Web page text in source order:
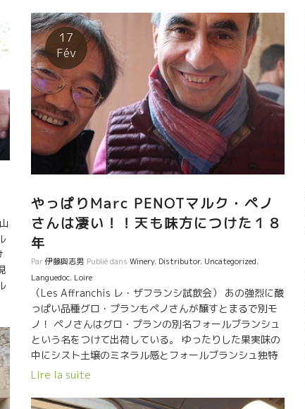
17
Fév
やっぱりMarc PENOTマルク・ペノ
さんは凄い！！天も味方につけた１８
年
Par伊藤與志男 Publié dans Winery, Distributor, Uncategorized,
Languedoc, Loire
（Les Affranchis レ・ザフランシ試飲会） あの強烈に酸
っぱい品種グロ・プランもペノさんが醸すとまるで別モ
ノ！ ペノさんはグロ・プランの別名フォールブランシュ
という名をつけて出荷している。 ゆったりした果実味の
中にシスト土壌のミネラル感とフォールブランシュ独特
の酸が見事に 調和している。 人生をワイン造りに賭けて
ュ造れるか！？もうペノさんしかいない！ 天候不順で3
Lire la suite